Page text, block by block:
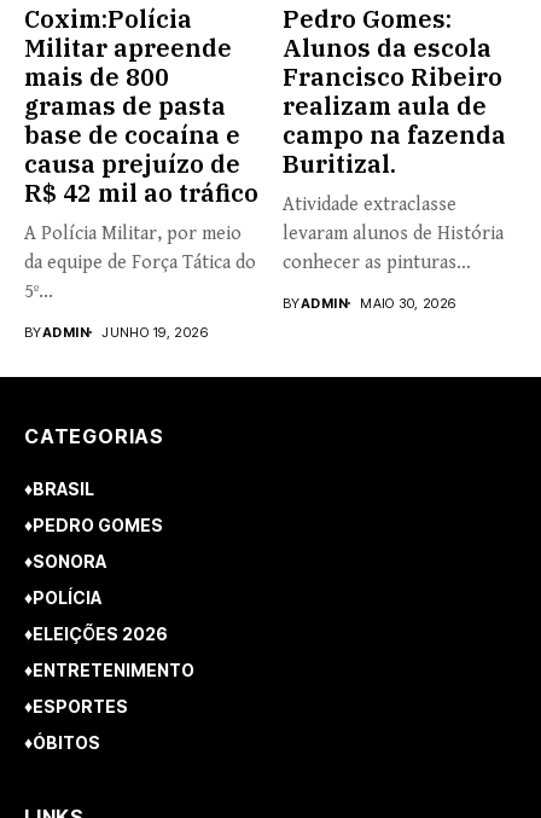
Coxim:Polícia
Militar apreende
mais de 800
gramas de pasta
base de cocaína e
causa prejuízo de
R$ 42 mil ao tráfico
A Polícia Militar, por meio
da equipe de Força Tática do
5º...
BYADMIN JUNHO 19, 2026
Pedro Gomes:
Alunos da escola
Francisco Ribeiro
realizam aula de
campo na fazenda
Buritizal.
Atividade extraclasse
levaram alunos de História
conhecer as pinturas
BYADMIN MAIO 30, 2026
CATEGORIAS
♦BRASIL
♦PEDRO GOMES
♦SONORA
♦POLÍCIA
♦ELEIÇÕES 2026
♦ENTRETENIMENTO
♦ESPORTES
♦ÓBITOS